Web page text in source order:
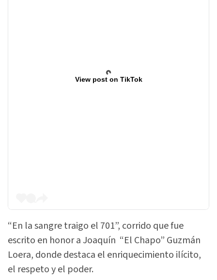
View post on TikTok
“En la sangre traigo el 701”, corrido que fue
escrito en honor a Joaquín “El Chapo” Guzmán
Loera, donde destaca el enriquecimiento ilícito,
el respeto y el poder.